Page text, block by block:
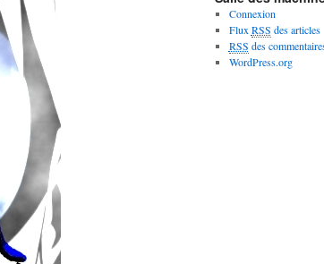
Connexion
Flux RSS des articles
RSS des
WordPress.org